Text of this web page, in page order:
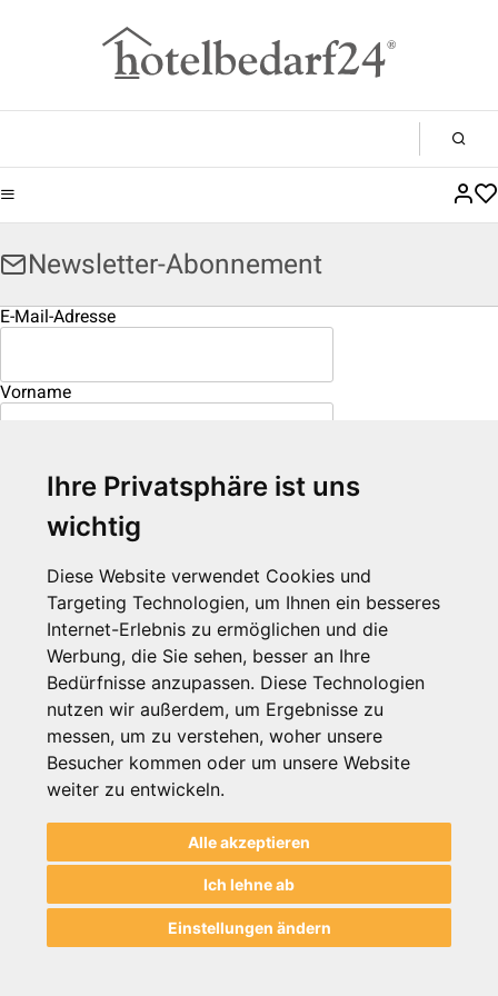
Ihre Privatsphäre ist uns
wichtig
Diese Website verwendet Cookies und
Targeting Technologien, um Ihnen ein besseres
Internet-Erlebnis zu ermöglichen und die
Werbung, die Sie sehen, besser an Ihre
Bedürfnisse anzupassen. Diese Technologien
nutzen wir außerdem, um Ergebnisse zu
messen, um zu verstehen, woher unsere
Besucher kommen oder um unsere Website
weiter zu entwickeln.
Alle akzeptieren
Ich lehne ab
Einstellungen ändern
Newsletter-Abonnement
E-Mail-Adresse
Vorname
Firmen- / Hotelname
Ich habe die Datenschutzerklärung gelesen und willige in die
Datenverarbeitung ein. Die Einwilligung kann ich jederzeit für die
Zukunft widerrufen.
Absenden
Informationen
Hilfe & Beratung
Zahlung / Versand